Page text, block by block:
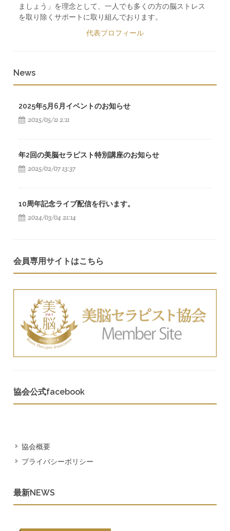
ましょう」を理念として、一人でも多くの方の脳ストレス
を取り除くサポートに取り組んでおります。
代表プロフィール
News
2025年5月6月イベントのお知らせ
2025/05/11 2:11
年2回の美脳セラピスト特別講座のお知らせ
2025/02/07 13:37
10周年記念ライブ配信を行います。
2024/03/04 21:14
会員専用サイトはこちら
協会公式facebook
協会概要
プライバシーポリシー
最新NEWS